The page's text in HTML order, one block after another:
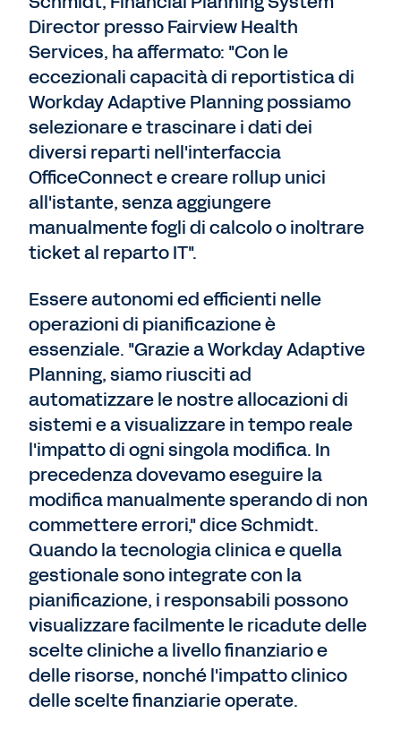
Director presso Fairview Health
Services, ha affermato: "Con le
eccezionali capacità di reportistica di
Workday Adaptive Planning possiamo
selezionare e trascinare i dati dei
diversi reparti nell'interfaccia
OfficeConnect e creare rollup unici
all'istante, senza aggiungere
manualmente fogli di calcolo o inoltrare
ticket al reparto IT".
Essere autonomi ed efficienti nelle
operazioni di pianificazione è
essenziale. "Grazie a Workday Adaptive
Planning, siamo riusciti ad
automatizzare le nostre allocazioni di
sistemi e a visualizzare in tempo reale
l'impatto di ogni singola modifica. In
precedenza dovevamo eseguire la
modifica manualmente sperando di non
commettere errori," dice Schmidt.
Quando la tecnologia clinica e quella
gestionale sono integrate con la
pianificazione, i responsabili possono
visualizzare facilmente le ricadute delle
scelte cliniche a livello finanziario e
delle risorse, nonché l'impatto clinico
delle scelte finanziarie operate.